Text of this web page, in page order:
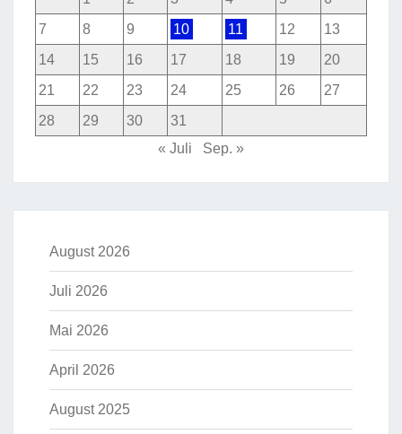
7
8 9 10 11 12
13
14
15 16 17 18 19
20
21
22 23 24 25 26
27
28
29 30
31
« Juli
Sep. »
August 2026
Juli 2026
Mai 2026
April 2026
August 2025